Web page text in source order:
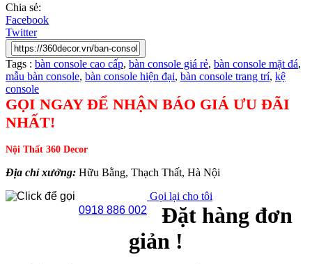
Chia sẻ:
Facebook
Twitter
Tags : bàn console cao cấp, bàn console giá rẻ, bàn console mặt đá,
mẫu bàn console, bàn console hiện đại, bàn console trang trí, kệ
console
GỌI NGAY ĐỂ NHẬN BÁO GIÁ ƯU ĐÃI
NHẤT!
Nội Thất 360 Decor
Địa chỉ xưởng: Hữu Bằng, Thạch Thất, Hà Nội
0918 886 002
Gọi lại cho tôi
Đặt hàng đơn
giản !